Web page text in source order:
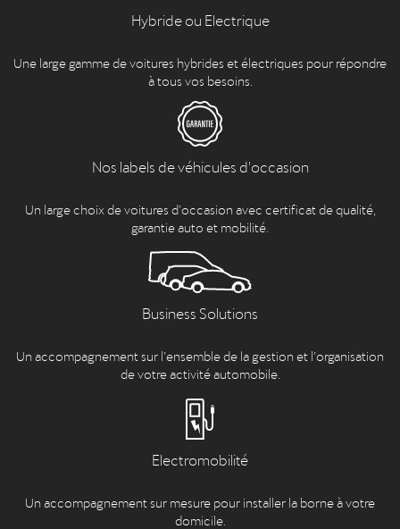
Hybride ou Electrique
Une large gamme de voitures hybrides et électriques pour répondre
à tous vos besoins.
Nos labels de véhicules d'occasion
Un large choix de voitures d’occasion avec certificat de qualité,
garantie auto et mobilité.
Business Solutions
Un accompagnement sur l’ensemble de la gestion et l’organisation
de votre activité automobile.
Electromobilité
Un accompagnement sur mesure pour installer la borne à votre
domicile.